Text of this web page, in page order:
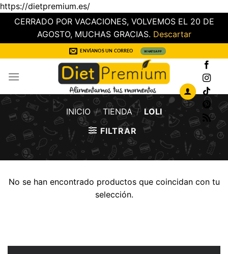
https://dietpremium.es/
CERRADO POR VACACIONES, VOLVEMOS EL 20 DE
AGOSTO, MUCHAS GRACIAS. Descartar
al
contenido
ENVÍANOS UN CORREO WHATSAPP
INICIO / TIENDA / LOLI
FILTRAR
No se han encontrado productos que coincidan con tu
selección.